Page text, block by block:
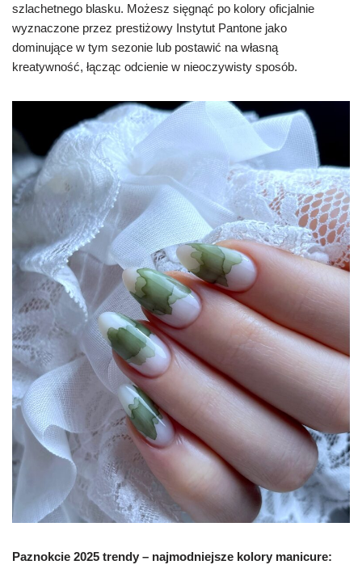
szlachetnego blasku. Możesz sięgnąć po kolory oficjalnie
wyznaczone przez prestiżowy Instytut Pantone jako
dominujące w tym sezonie lub postawić na własną
kreatywność, łącząc odcienie w nieoczywisty sposób.
Paznokcie 2025 trendy – najmodniejsze kolory manicure: